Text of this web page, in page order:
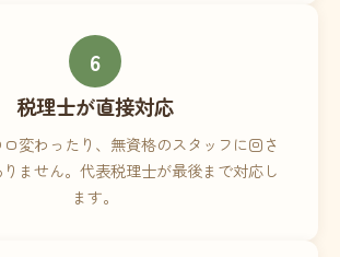
6
税理士が直接対応
変わったり、無資格のスタッフに回さ
ません。代表税理士が最後まで対応し
ます。